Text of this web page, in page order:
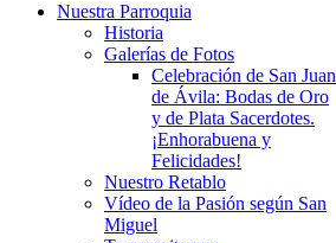
Nuestra Parroquia
Historia
Galerías de Fotos
Celebración de San Juan
de Ávila: Bodas de Oro
y de Plata Sacerdotes.
¡Enhorabuena y
Felicidades!
Nuestro Retablo
Vídeo de la Pasión según San
Miguel